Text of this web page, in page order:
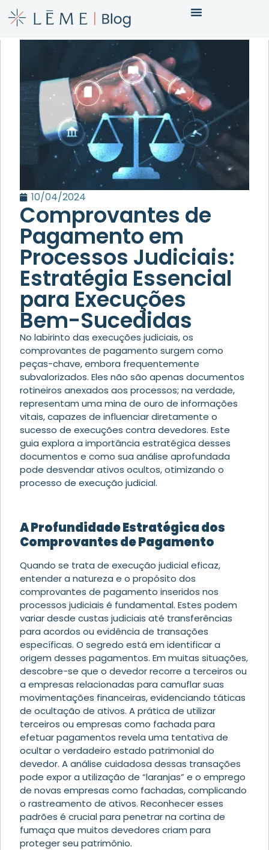
10/04/2024
Comprovantes de
Pagamento em
Processos Judiciais:
Estratégia Essencial
para Execuções
Bem-Sucedidas
No labirinto das execuções judiciais, os
comprovantes de pagamento surgem como
peças-chave, embora frequentemente
subvalorizados. Eles não são apenas documentos
rotineiros anexados aos processos; na verdade,
representam uma mina de ouro de informações
vitais, capazes de influenciar diretamente o
sucesso de execuções contra devedores. Este
guia explora a importância estratégica desses
documentos e como sua análise aprofundada
pode desvendar ativos ocultos, otimizando o
processo de execução judicial.
A Profundidade Estratégica dos
Comprovantes de Pagamento
Quando se trata de execução judicial eficaz,
entender a natureza e o propósito dos
comprovantes de pagamento inseridos nos
processos judiciais é fundamental. Estes podem
variar desde custas judiciais até transferências
para acordos ou evidência de transações
específicas. O segredo está em identificar a
origem desses pagamentos. Em muitas situações,
descobre-se que o devedor recorre a terceiros ou
a empresas relacionadas para camuflar suas
movimentações financeiras, evidenciando táticas
de ocultação de ativos. A prática de utilizar
terceiros ou empresas como fachada para
efetuar pagamentos revela uma tentativa de
ocultar o verdadeiro estado patrimonial do
devedor. A análise cuidadosa dessas transações
pode expor a utilização de “laranjas” e o emprego
de novas empresas como fachadas, complicando
o rastreamento de ativos. Reconhecer esses
padrões é crucial para penetrar na cortina de
fumaça que muitos devedores criam para
proteger seu patrimônio.